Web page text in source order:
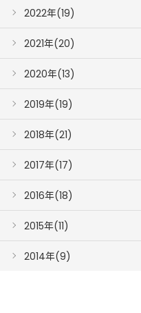
2022年(19)
2021年(20)
2020年(13)
2019年(19)
2018年(21)
2017年(17)
2016年(18)
2015年(11)
2014年(9)